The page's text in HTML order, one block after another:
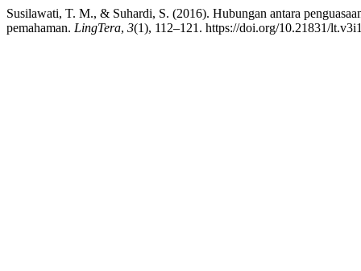
Susilawati, T. M., & Suhardi, S. (2016). Hubungan antara
pemahaman. LingTera, 3(1), 112–121. https://doi.org/10.21831/